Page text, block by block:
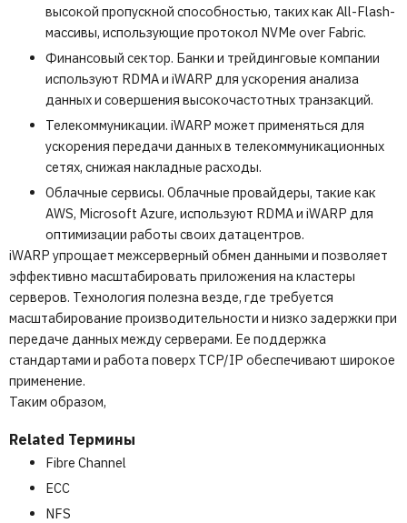
высокой пропускной способностью, таких как All-Flash-
массивы, использующие протокол NVMe over Fabric.
Финансовый сектор. Банки и трейдинговые компании
используют RDMAи iWARP для ускорения анализа
данных и совершения высокочастотных транзакций.
Телекоммуникации. iWARP может применяться для
ускорения передачи данных в телекоммуникационных
сетях, снижая накладные расходы.
Облачные сервисы. Облачные провайдеры, такие как
AWS, Microsoft Azure, используют RDMAи iWARP для
оптимизации работы своих датацентров.
iWARP упрощает межсерверный обмен данными и позволяет
эффективно масштабировать приложения на кластеры
серверов. Технология полезна везде, где требуется
масштабирование производительности и низко задержки при
передаче данных между серверами. Ее поддержка
стандартами и работа поверх TCP/IP обеспечивают широкое
применение.
Таким образом,
Related Термины
Fibre Channel
ECC
NFS